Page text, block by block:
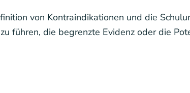
von Kontraindikationen und die
führen, die begrenzte Evidenz oder die